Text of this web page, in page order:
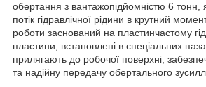
обертання з вантажопідйомністю 6 тонн,
потік гідравлічної рідини в крутний
роботи заснований на пластинчастому
пластини, встановлені в спеціальних
прилягають до робочої поверхні,
та надійну передачу обертального